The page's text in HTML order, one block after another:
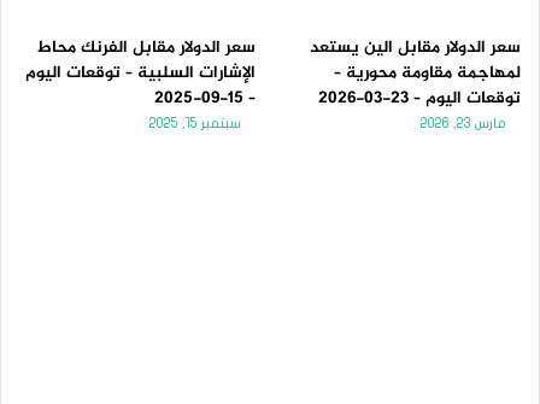
سعر الدولار مقابل الين يستعد
لمهاجمة مقاومة محورية –
توقعات اليوم – 23-03-2026
مارس 23, 2026
سعر الدولار مقابل الفرنك محاط
الإشارات السلبية – توقعات اليوم
– 15-09-2025
سبتمبر 15, 2025